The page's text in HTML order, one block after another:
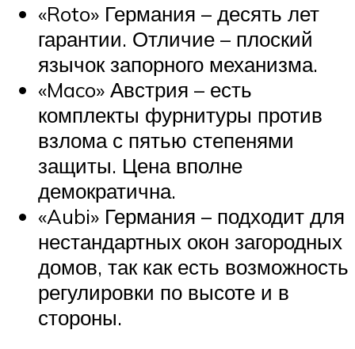
«Roto» Германия – десять лет
гарантии. Отличие – плоский
язычок запорного механизма.
«Maco» Австрия – есть
комплекты фурнитуры против
взлома с пятью степенями
защиты. Цена вполне
демократична.
«Aubi» Германия – подходит для
нестандартных окон загородных
домов, так как есть возможность
регулировки по высоте и в
стороны.